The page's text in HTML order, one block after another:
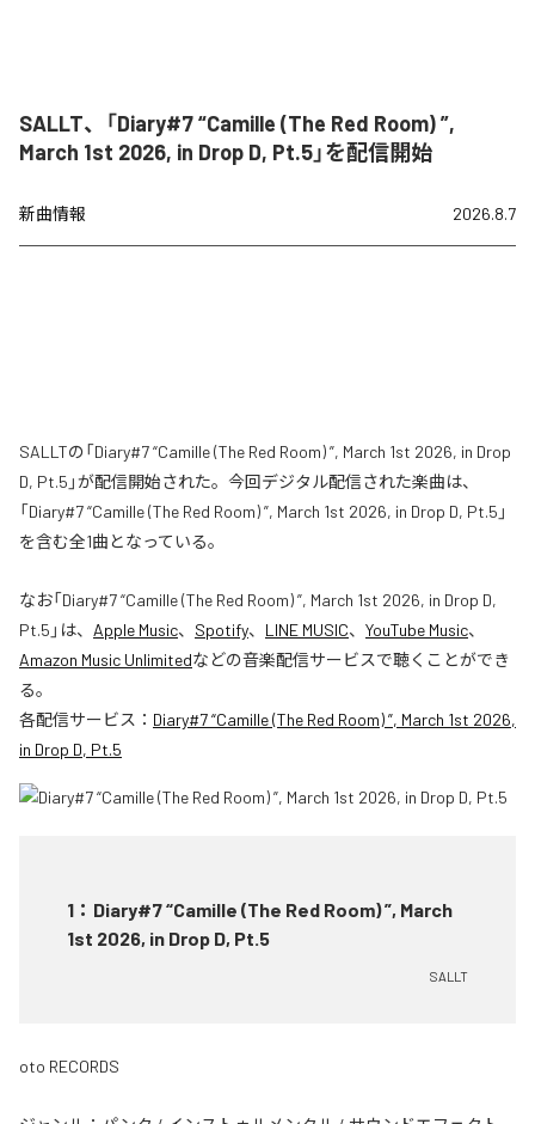
SALLT、「Diary#7 “Camille (The Red Room) ”,
March 1st 2026, in Drop D, Pt.5」を配信開始
新曲情報 2026.8.7
SALLTの「Diary#7 “Camille (The Red Room) ”, March 1st 2026, in Drop
D, Pt.5」が配信開始された。今回デジタル配信された楽曲は、
「Diary#7 “Camille (The Red Room) ”, March 1st 2026, in Drop D, Pt.5」
を含む全1曲となっている。
なお「Diary#7 “Camille (The Red Room) ”, March 1st 2026, in Drop D,
Pt.5 」は、 Apple Music、 Spotify、 LINE MUSIC、 YouTube Music、
Amazon Music Unlimitedなどの音楽配信サービスで聴くことができ
る。
各配信サービス： Diary#7 “Camille (The Red Room) ”, March 1st 2026,
in Drop D, Pt.5
1 ： Diary#7 “Camille (The Red Room) ”, March
1st 2026, in Drop D, Pt.5
SALLT
oto RECORDS